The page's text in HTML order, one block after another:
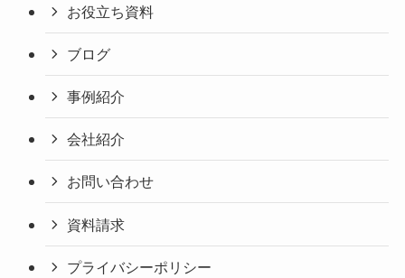
お役立ち資料
ブログ
事例紹介
会社紹介
お問い合わせ
資料請求
プライバシーポリシー